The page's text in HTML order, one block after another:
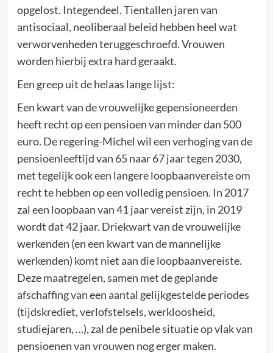
opgelost. Integendeel. Tientallen jaren van
antisociaal, neoliberaal beleid hebben heel wat
verworvenheden teruggeschroefd. Vrouwen
worden hierbij extra hard geraakt.
Een greep uit de helaas lange lijst:
Een kwart van de vrouwelijke gepensioneerden
heeft recht op een pensioen van minder dan 500
euro. De regering-Michel wil een verhoging van de
pensioenleeftijd van 65 naar 67 jaar tegen 2030,
met tegelijk ook een langere loopbaanvereiste om
recht te hebben op een volledig pensioen. In 2017
zal een loopbaan van 41 jaar vereist zijn, in 2019
wordt dat 42 jaar. Driekwart van de vrouwelijke
werkenden (en een kwart van de mannelijke
werkenden) komt niet aan die loopbaanvereiste.
Deze maatregelen, samen met de geplande
afschaffing van een aantal gelijkgestelde periodes
(tijdskrediet, verlofstelsels, werkloosheid,
studiejaren, …), zal de penibele situatie op vlak van
pensioenen van vrouwen nog erger maken.